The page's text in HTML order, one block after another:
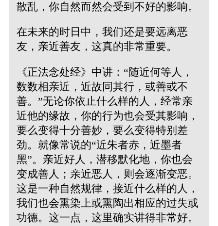
散乱，你自然而然会受到不好的影响。
在未来的时日中，我们还是要远离恶
友，亲近善友，这真的非常重要。
《正法念处经》中讲：“随近何等人，
数数相亲近，近故同其行，或善或不
善。”无论你依止什么样的人，经常亲
近他的缘故，你的行为也会受其影响，
要么变得十分善妙，要么变得特别差
劲。就像常说的“近朱者赤，近墨者
黑”。亲近好人，潜移默化地，你也会
变成善人；亲近恶人，则会逐渐变恶。
这是一种自然规律，接近什么样的人，
我们也会熏染上或熏陶出相应的过失或
功德。这一点，这里确实讲得非常好。